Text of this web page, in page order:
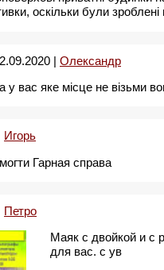
оскільки були зроблені
| Олександр
у вас яке місце не візьми
Игорь
Гарная справа
Петро
Маяк с двойкой и с
для вас. с ув